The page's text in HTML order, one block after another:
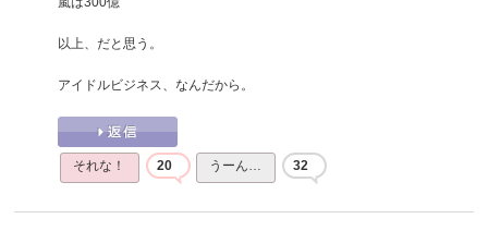
以上、だと思う。
アイドルビジネス、なんだから。
それな！ 20 うーん… 32